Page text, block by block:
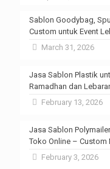
Sablon Goodybag,
Custom untuk Event
March 31, 2026
Jasa Sablon Plastik
Ramadhan dan
February 13, 2026
Jasa Sablon
Toko Online – Custom
February 3, 2026